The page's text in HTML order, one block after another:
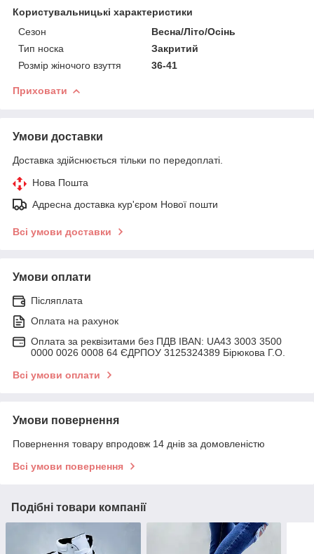
Користувальницькі характеристики
Сезон
Весна/Літо/Осінь
Тип носка
Закритий
Розмір жіночого взуття
36-41
Приховати
Умови доставки
Доставка здійснюється тільки по передоплаті.
Нова Пошта
Адресна доставка кур'єром Нової пошти
Всі умови доставки
Умови оплати
Післяплата
Оплата на рахунок
Оплата за реквізитами без ПДВ IBAN: UA43 3003 3500
0000 0026 0008 64 ЄДРПОУ 3125324389 Бірюкова Г.О.
Всі умови оплати
Умови повернення
Повернення товару впродовж 14 днів за домовленістю
Всі умови повернення
Подібні товари компанії